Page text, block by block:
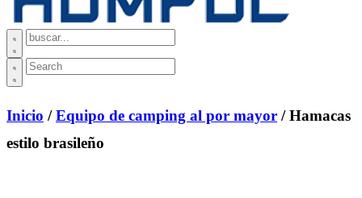
Inicio /Equipo de camping al por mayor / Hamacas
estilo brasileño